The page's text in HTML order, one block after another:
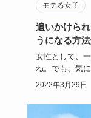
モテる女子
追いかけら
うになる方
女性として、
ね。でも、気
ルを送り過ぎ
2022年3月29日